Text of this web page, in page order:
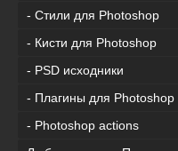
- Стили для Photoshop
- Кисти для Photoshop
- PSD исходники
- Плагины для Photoshop
- Photoshop actions